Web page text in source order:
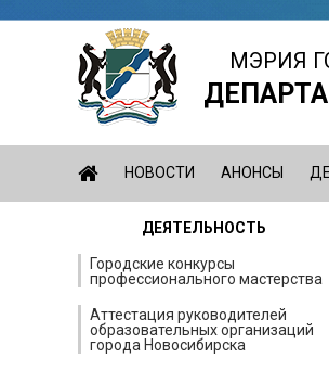
Jump
МЭРИЯ
НОВОСТИ АНОНСЫ
ДЕЯТЕЛЬНОСТЬ
Городские конкурсы
профессионального мастерства
Аттестация руководителей
образовательных организаций
города Новосибирска